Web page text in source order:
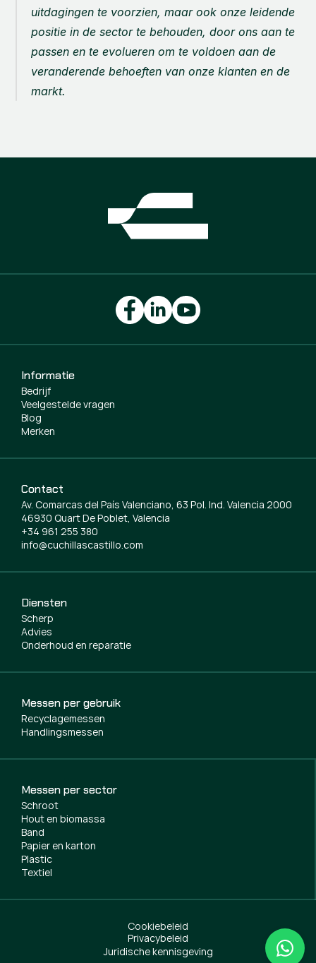
uitdagingen te voorzien, maar ook onze leidende
positie in de sector te behouden, door ons aan te
passen en te evolueren om te voldoen aan de
veranderende behoeften van onze klanten en de
markt.
Diensten
Scherp
Advies
Onderhoud en reparatie
Messen per gebruik
Recyclagemessen
Handlingsmessen
Messen per sector
Schroot
Hout en biomassa
Band
Papier en karton
Plastic
Textiel
Informatie
Bedrijf
Veelgestelde vragen
Blog
Merken
Contact
Av. Comarcas del País Valenciano, 63 Pol. Ind. Valencia 2000
46930 Quart De Poblet, Valencia
+34 961 255 380
info@cuchillascastillo.com
Cookiebeleid
Privacybeleid
Juridische kennisgeving